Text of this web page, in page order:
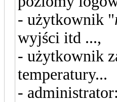
- użytkownik "
wyjści itd ...,
- użytkownik
temperatury...
-